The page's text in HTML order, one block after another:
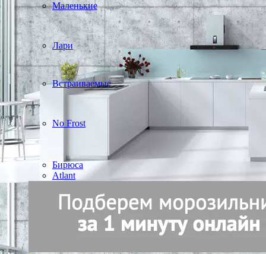
Маленькие
Лари
Встраиваемые
No Frost
Бирюса
Atlant